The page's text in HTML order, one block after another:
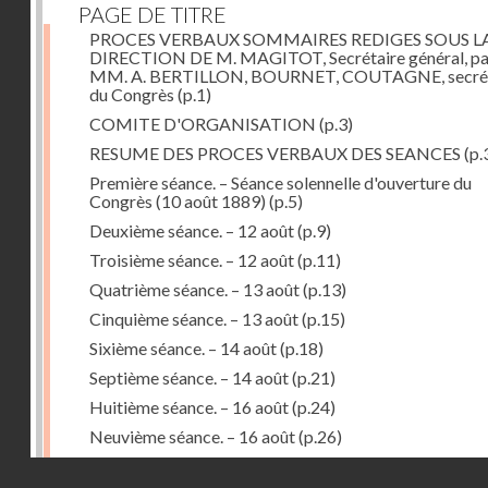
PAGE DE TITRE
PROCES VERBAUX SOMMAIRES REDIGES SOUS
DIRECTION DE M. MAGITOT, Secrétaire général,
MM. A. BERTILLON, BOURNET, COUTAGNE,
du Congrès (p.1)
COMITE D'ORGANISATION (p.3)
RESUME DES PROCES VERBAUX DES SEANCES
Première séance. – Séance solennelle d'ouverture du
Congrès (10 août 1889) (p.5)
Deuxième séance. – 12 août(p.9)
Troisième séance. – 12 août(p.11)
Quatrième séance. – 13 août(p.13)
Cinquième séance. – 13 août(p.15)
Sixième séance. – 14 août(p.18)
Septième séance. – 14 août(p.21)
Huitième séance. – 16 août(p.24)
Neuvième séance. – 16 août(p.26)